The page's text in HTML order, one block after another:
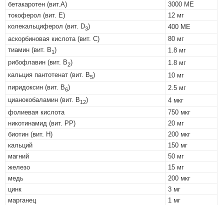
бетакаротен (вит.А)
3000 МЕ
токоферол (вит. Е)
12 мг
колекальциферол (вит. D3)
400 МЕ
аскорбиновая кислота (вит. С)
80 мг
тиамин (вит. В1)
1.8 мг
рибофлавин (вит. B2)
1.8 мг
кальция пантотенат (вит. B5)
10 мг
пиридоксин (вит. B6)
2.5 мг
цианокобаламин (вит. B12)
4 мкг
фолиевая кислота
750 мкг
никотинамид (вит. PP)
20 мг
биотин (вит. Н)
200 мкг
кальций
150 мг
магний
50 мг
железо
15 мг
медь
200 мкг
цинк
3 мг
марганец
1 мг